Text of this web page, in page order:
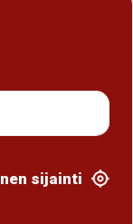
sijainti